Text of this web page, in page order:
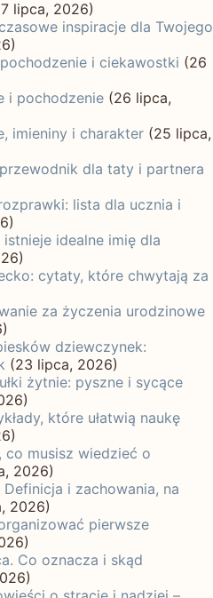
lipca, 2026)
inspiracje dla Twojego
i ciekawostki (26
i pochodzenie (26 lipca,
imieniny i charakter (25 lipca,
dla taty i partnera
lista dla ucznia i
idealne imię dla
cytaty, które chwytają za
za życzenia urodzinowe
dziewczynek:
(23 lipca, 2026)
żytnie: pyszne i sycące
które ułatwią naukę
co musisz wiedzieć o
2026)
i zachowania, na
2026)
pierwsze
Co oznacza i skąd